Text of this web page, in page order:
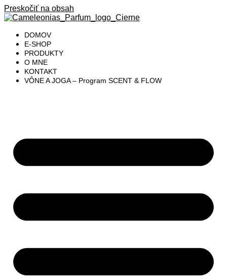
Preskočiť na obsah
DOMOV
E-SHOP
PRODUKTY
O MNE
KONTAKT
VÔNE A JOGA – Program SCENT & FLOW